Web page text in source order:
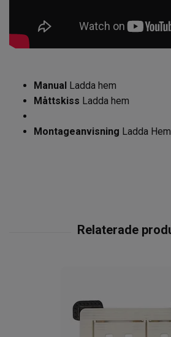
Manual Ladda hem
Måttskiss Ladda hem
Montageanvisning Ladda Hem